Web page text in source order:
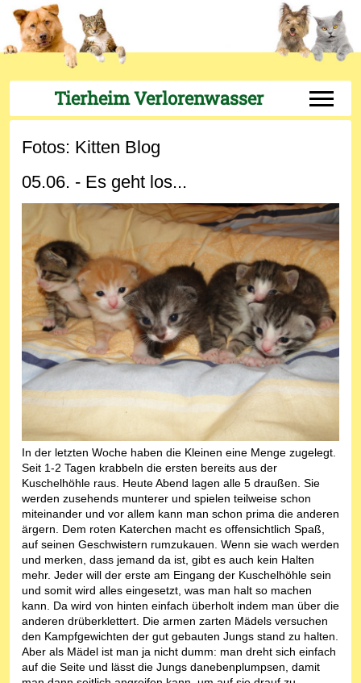
Tierheim Verlorenwasser Off-
Fotos: Kitten Blog
05.06. - Es geht los...
In der letzten Woche haben die Kleinen eine Menge zugelegt.
Seit 1-2 Tagen krabbeln die ersten bereits aus der
Kuschelhöhle raus. Heute Abend lagen alle 5 draußen. Sie
werden zusehends munterer und spielen teilweise schon
miteinander und vor allem kann man schon prima die anderen
ärgern. Dem roten Katerchen macht es offensichtlich Spaß,
auf seinen Geschwistern rumzukauen. Wenn sie wach werden
und merken, dass jemand da ist, gibt es auch kein Halten
mehr. Jeder will der erste am Eingang der Kuschelhöhle sein
und somit wird alles eingesetzt, was man halt so machen
kann. Da wird von hinten einfach überholt indem man über die
anderen drüberklettert. Die armen zarten Mädels versuchen
den Kampfgewichten der gut gebauten Jungs stand zu halten.
Aber als Mädel ist man ja nicht dumm: man dreht sich einfach
auf die Seite und lässt die Jungs danebenplumpsen, damit